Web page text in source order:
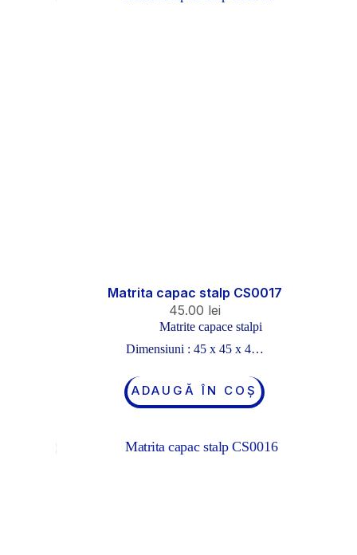
Matrita capac stalp CS0017
45.00 lei
Matrite capace stalpi
Dimensiuni : 45 x 45 x 4…
ADAUGĂ ÎN COȘ